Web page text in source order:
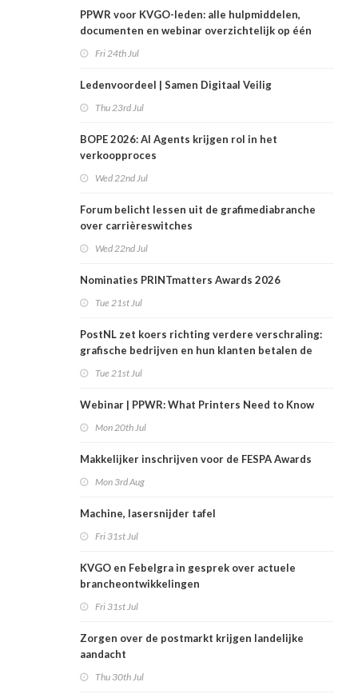
PPWR voor KVGO-leden: alle hulpmiddelen,
documenten en webinar overzichtelijk op één
Fri 24th Jul
Ledenvoordeel | Samen Digitaal Veilig
Thu 23rd Jul
BOPE 2026: AI Agents krijgen rol in het
verkoopproces
Wed 22nd Jul
Forum belicht lessen uit de grafimediabranche
over carrièreswitches
Wed 22nd Jul
Nominaties PRINTmatters Awards 2026
Tue 21st Jul
PostNL zet koers richting verdere verschraling:
grafische bedrijven en hun klanten betalen de
Tue 21st Jul
Webinar | PPWR: What Printers Need to Know
Mon 20th Jul
Makkelijker inschrijven voor de FESPA Awards
Mon 3rd Aug
Machine, lasersnijder tafel
Fri 31st Jul
KVGO en Febelgra in gesprek over actuele
brancheontwikkelingen
Fri 31st Jul
Zorgen over de postmarkt krijgen landelijke
aandacht
Thu 30th Jul